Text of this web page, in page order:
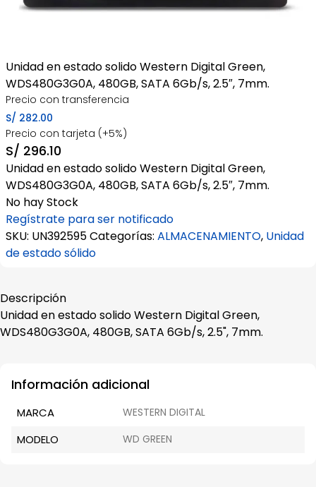
Unidad en estado solido Western Digital Green,
WDS480G3G0A, 480GB, SATA 6Gb/s, 2.5″, 7mm.
Precio con transferencia
S/ 282.00
Precio con tarjeta (+5%)
S/ 296.10
Unidad en estado solido Western Digital Green,
WDS480G3G0A, 480GB, SATA 6Gb/s, 2.5″, 7mm.
No hay Stock
Regístrate para ser notificado
SKU: UN392595Categorías: ALMACENAMIENTO, Unidad
de estado sólido
Descripción
Unidad en estado solido Western Digital Green,
WDS480G3G0A, 480GB, SATA 6Gb/s, 2.5", 7mm.
Información adicional
MARCA WESTERN DIGITAL
MODELO WD GREEN